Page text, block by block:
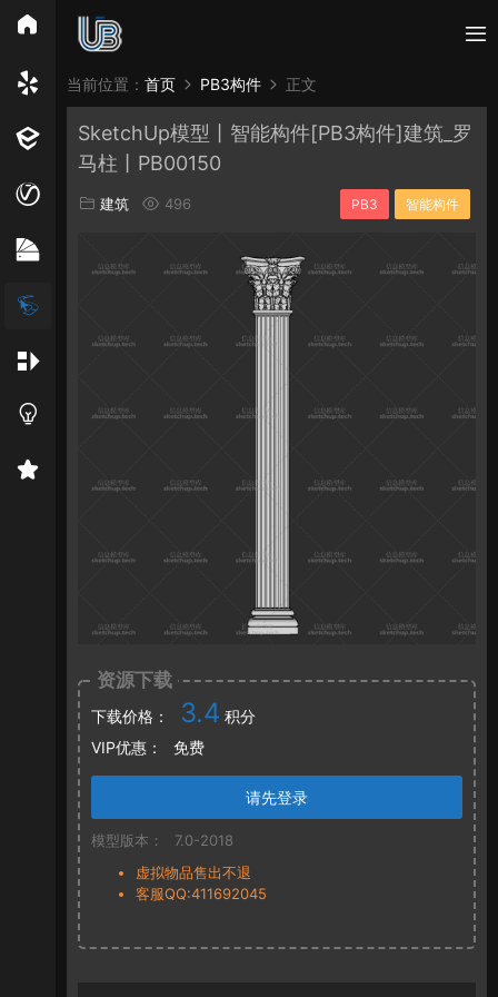
所有分类
Enscape PB3构件 构件 轮廓
当前位置： 首页 PB3构件 正文
SketchUp模型丨智能构件[PB3构件]建筑_罗
马柱丨PB00150
建筑 496 PB3 智能构件
资源下载
下载价格： 3.4 积分
VIP优惠：
免费
请先登录
模型版本：
7.0-2018
虚拟物品售出不退
客服QQ:411692045